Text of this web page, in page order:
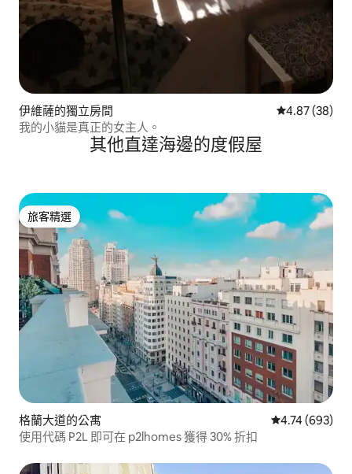
伊維薩的獨立房間 從 38 則評價
4.87 (38)
我的小貓是真正的女主人。
其他直達海邊的度假屋
旅客精選
旅客精選
格蘭大道的公寓 從 693 則評價
4.74 (693)
使用代碼 P2L 即可在 p2lhomes 獲得 30% 折扣